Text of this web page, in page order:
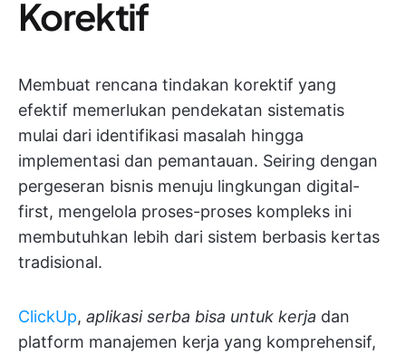
Korektif
Membuat rencana tindakan korektif yang
efektif memerlukan pendekatan sistematis
mulai dari identifikasi masalah hingga
implementasi dan pemantauan. Seiring dengan
pergeseran bisnis menuju lingkungan digital-
first, mengelola proses-proses kompleks ini
membutuhkan lebih dari sistem berbasis kertas
tradisional.
ClickUp, aplikasi serba bisa untuk kerja dan
platform manajemen kerja yang komprehensif,